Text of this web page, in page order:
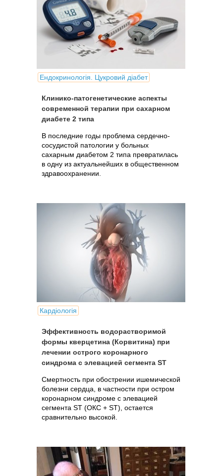
Ендокринологія. Цукровий діабет
Клинико-патогенетические аспекты
современной терапии при сахарном
диабете 2 типа
В последние годы проблема сердечно-
сосудистой патологии у больных
сахарным диабетом 2 типа превратилась
в одну из актуальнейших в общественном
здравоохранении.
Кардіологія
Эффективность водорастворимой
формы кверцетина (Корвитина) при
лечении острого коронарного
синдрома с элевацией сегмента ST
Смертность при обострении ишемической
болезни сердца, в частности при остром
коронарном синдроме с элевацией
сегмента ST (ОКС + ST), остается
сравнительно высокой.